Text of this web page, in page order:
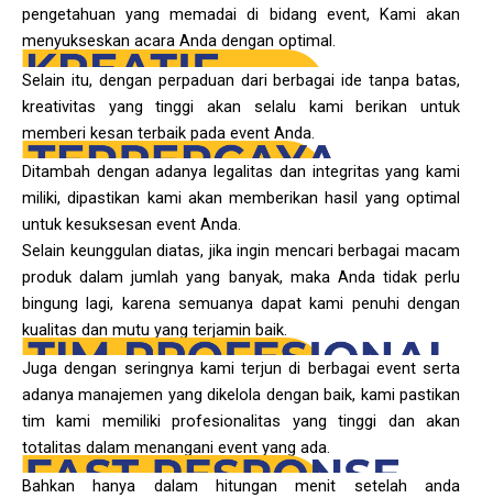
pengetahuan yang memadai di bidang event, Kami akan
menyukseskan acara Anda dengan optimal.
Selain itu, dengan perpaduan dari berbagai ide tanpa batas,
kreativitas yang tinggi akan selalu kami berikan untuk
memberi kesan terbaik pada event Anda.
Ditambah dengan adanya legalitas dan integritas yang kami
miliki, dipastikan kami akan memberikan hasil yang optimal
untuk kesuksesan event Anda.
Selain keunggulan diatas, jika ingin mencari berbagai macam
produk dalam jumlah yang banyak, maka Anda tidak perlu
bingung lagi, karena semuanya dapat kami penuhi dengan
kualitas dan mutu yang terjamin baik.
Juga dengan seringnya kami terjun di berbagai event serta
adanya manajemen yang dikelola dengan baik, kami pastikan
tim kami memiliki profesionalitas yang tinggi dan akan
totalitas dalam menangani event yang ada.
Bahkan hanya dalam hitungan menit setelah anda